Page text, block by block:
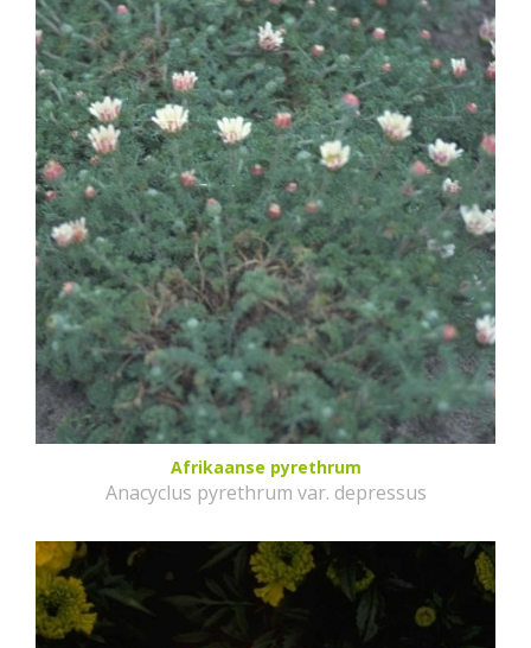
Afrikaanse pyrethrum
Anacyclus pyrethrum var. depressus